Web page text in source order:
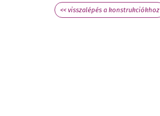
<< visszalépés a konstrukciókhoz